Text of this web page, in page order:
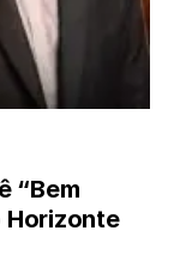
“Bem
Horizonte